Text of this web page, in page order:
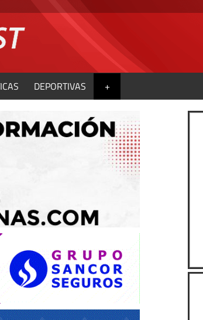
DEPORTIVAS +